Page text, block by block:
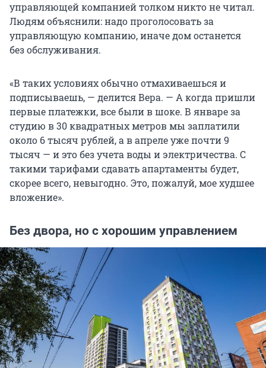
управляющей компанией толком никто не читал.
Людям объяснили: надо проголосовать за
управляющую компанию, иначе дом останется
без обслуживания.
«В таких условиях обычно отмахиваешься и
подписываешь, — делится Вера. — А когда пришли
первые платежки, все были в шоке. В январе за
студию в 30 квадратных метров мы заплатили
около 6 тысяч рублей, а в апреле уже почти 9
тысяч — и это без учета воды и электричества. С
такими тарифами сдавать апартаменты будет,
скорее всего, невыгодно. Это, пожалуй, мое худшее
вложение».
Без двора, но с хорошим управлением